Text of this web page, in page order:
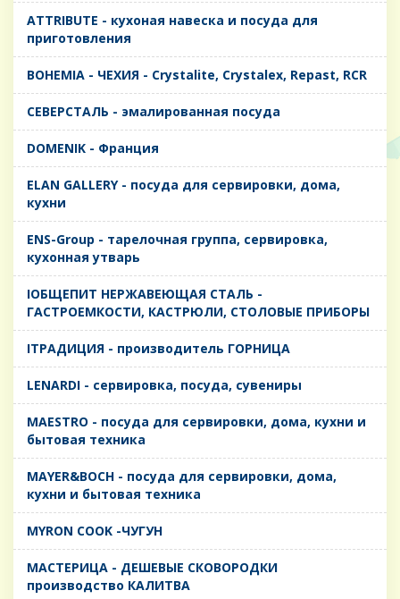
ATTRIBUTE - кухоная навеска и посуда для
приготовления
BOHEMIA - ЧЕХИЯ - Crystalite, Crystalex, Repast, RCR
CЕВЕРСТАЛЬ - эмалированная посуда
DOMENIK - Франция
ELAN GALLERY - посуда для сервировки, дома,
кухни
ENS-Group - тарелочная группа, сервировка,
кухонная утварь
IОБЩЕПИТ НЕРЖАВЕЮЩАЯ СТАЛЬ -
ГАСТРОЕМКОСТИ, КАСТРЮЛИ, СТОЛОВЫЕ ПРИБОРЫ
IТРАДИЦИЯ - производитель ГОРНИЦА
LENARDI - сервировка, посуда, сувениры
MAESTRO - посуда для сервировки, дома, кухни и
бытовая техника
MAYER&BOCH - посуда для сервировки, дома,
кухни и бытовая техника
MYRON COOK -ЧУГУН
MАСТЕРИЦА - ДЕШЕВЫЕ СКОВОРОДКИ
производство КАЛИТВА